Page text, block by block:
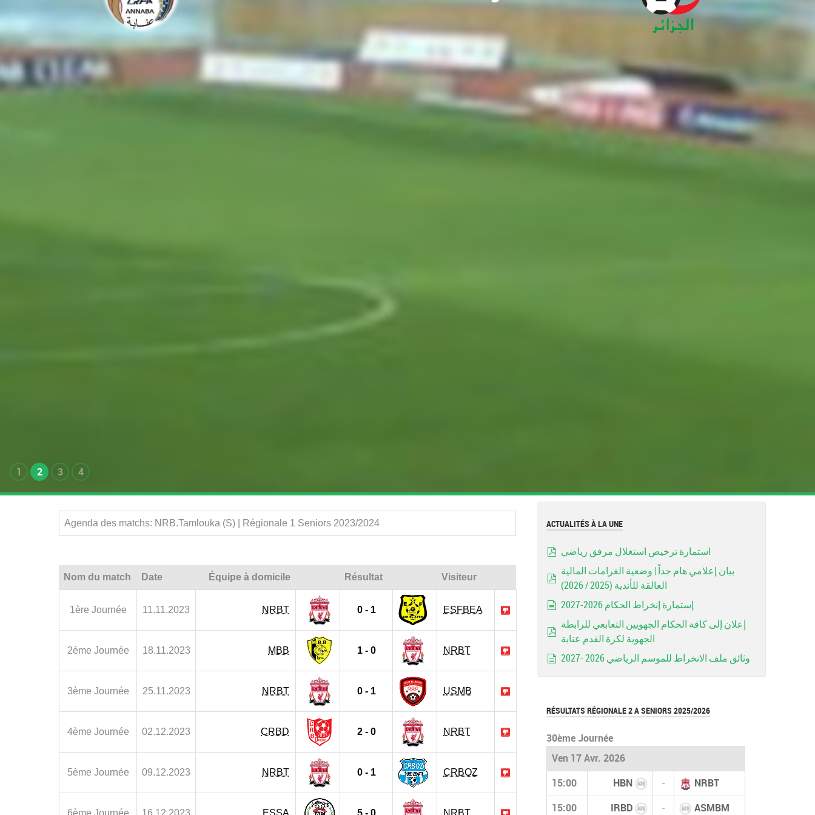
1 2 3 4
Agenda des matchs: NRB.Tamlouka (S) | Régionale 1 Seniors 2023/2024
Nom du match Date Équipe à domicile Résultat Visiteur
1ère Journée 11.11.2023 NRBT 0 - 1 ESFBEA
2ème Journée 18.11.2023 MBB 1 - 0 NRBT
3ème Journée 25.11.2023 NRBT 0 - 1 USMB
4ème Journée 02.12.2023 CRBD 2 - 0 NRBT
5ème Journée 09.12.2023 NRBT 0 - 1 CRBOZ
6ème Journée 16.12.2023 ESSA 5 - 0 NRBT
ACTUALITÉS À LA UNE
استمارة ترخيص استغلال مرفق رياضي
pdf
بيان إعلامي هام جداً | وضعية الغرامات المالية
العالقة للأندية (2025 / 2026)
إستمارة إنخراط الحكام 2026-2027
pdf
إعلان إلى كافة الحكام الجهويين التعابعي للرابطة
الجهوية لكرة القدم عنابة
وثائق ملف الانخراط للموسم الرياضي 2026 -2027
RÉSULTATS RÉGIONALE 2 A SENIORS 2025/2026
30ème Journée
Ven 17 Avr. 2026
15:00 HBN - NRBT
15:00 IRBD - ASMBM